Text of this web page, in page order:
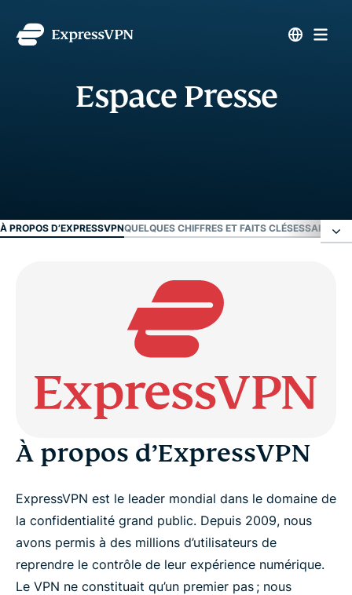
Espace Presse
À PROPOS D’EXPRESSVPNQUELQUES CHIFFRES ET FAITS CLÉSESSAI VPN
Quelques chiffres et faits clés
Communiqués de presse
À propos d’ExpressVPN
ExpressVPN est le leader mondial dans le domaine de
la confidentialité grand public. Depuis 2009, nous
avons permis à des millions d’utilisateurs de
reprendre le contrôle de leur expérience numérique.
Le VPN ne constituait qu’un premier pas ; nous